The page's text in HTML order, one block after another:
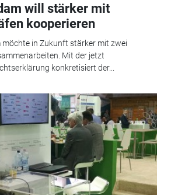
will stärker mit
kooperieren
möchte in Zukunft stärker mit zwei
Mit der jetzt
konkretisiert der...